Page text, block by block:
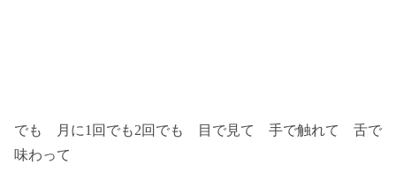
でも 月に1回でも2回でも 目で見て 手で触れて 舌で
味わって